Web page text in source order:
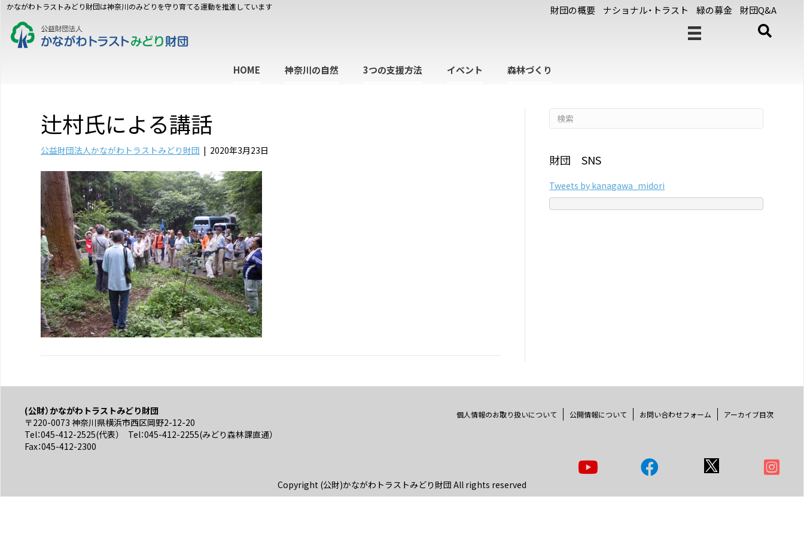
かながわトラストみどり財団は神奈川のみどりを守り育てる運動を推進しています 財団の概要 ナショナル・トラスト 緑の募金 財団Q&A
HOME 神奈川の自然 3つの支援方法 イベント 森林づくり
辻村氏による講話
公益財団法人かながわトラストみどり財団 | 2020年3月23日
財団 SNS
Tweets by kanagawa_midori
(公財）かながわトラストみどり財団
〒220-0073 神奈川県横浜市西区岡野2-12-20
Tel：045-412-2525(代表） Tel：045-412-2255(みどり森林課直通）
Fax：045-412-2300
個人情報のお取り扱いについて 公開情報について お問い合わせフォーム アーカイブ目次
Copyright (公財)かながわトラストみどり財団 All rights reserved